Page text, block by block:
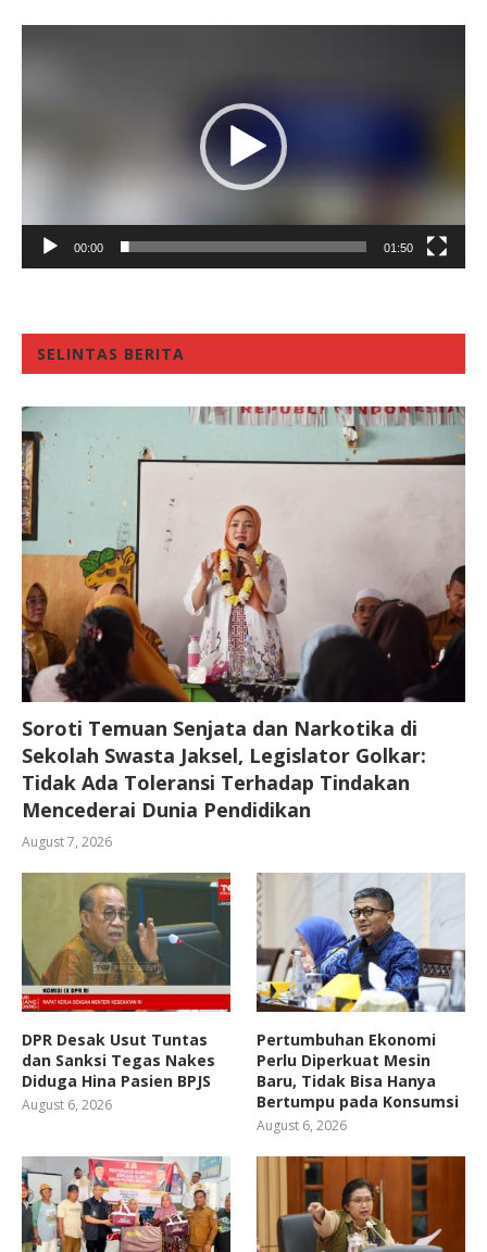
00:00 01:50
SELINTAS BERITA
Soroti Temuan Senjata dan Narkotika di
Sekolah Swasta Jaksel, Legislator Golkar:
Tidak Ada Toleransi Terhadap Tindakan
Mencederai Dunia Pendidikan
August 7, 2026
DPR Desak Usut Tuntas
dan Sanksi Tegas Nakes
Diduga Hina Pasien BPJS
August 6, 2026
Pertumbuhan Ekonomi
Perlu Diperkuat Mesin
Baru, Tidak Bisa Hanya
Bertumpu pada Konsumsi
August 6, 2026